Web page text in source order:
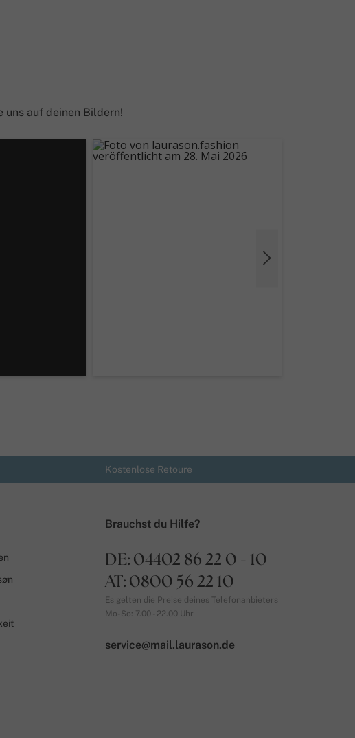
uns auf deinen Bildern!
Kostenlose Retoure
Brauchst du Hilfe?
DE: 04402 86 22 0 - 10
AT: 0800 56 22 10
Es gelten die Preise deines Telefonanbieters
Mo-So: 7.00 - 22.00 Uhr
service@mail.laurason.de